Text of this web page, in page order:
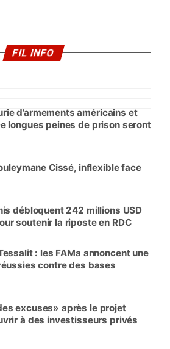
FIL INFO
d’armements américains et
longues peines de prison seront
Cissé, inflexible face
débloquent 242 millions USD
soutenir la riposte en RDC
: les FAMa annoncent une
contre des bases
excuses» après le projet
à des investisseurs privés